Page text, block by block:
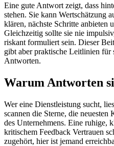
Eine gute Antwort zeigt, dass
stehen. Sie kann Wertschätzung
klären, nächste Schritte
Gleichzeitig sollte sie nie
riskant formuliert sein. Dieser
gibt aber praktische Leitlinien für
Antworten.
Warum Antworten
Wer eine Dienstleistung sucht,
scannen die Sterne, die
des Unternehmens. Eine ruhige,
kritischem Feedback Vertrauen
zugehört, hier ist jemand